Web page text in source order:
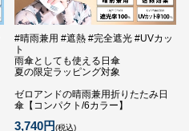
#晴雨兼用 #遮熱 #完全遮光 #UVカッ
ト
雨傘としても使える日傘
夏の限定ラッピング対象
ゼロアンドの晴雨兼用折りたたみ日
傘【コンパクト/6カラー】
3,740円(税込)